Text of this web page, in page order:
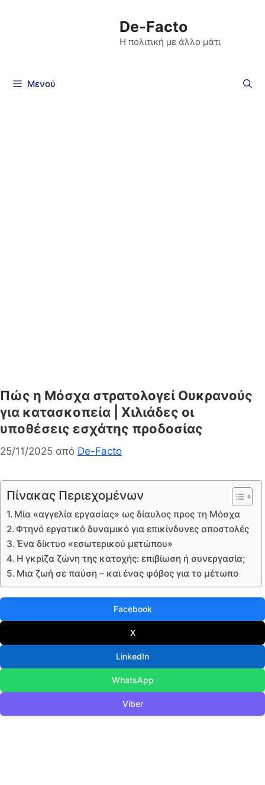
De-Facto
Η πολιτική με άλλο μάτι
Μενού
Πώς η Μόσχα στρατολογεί Ουκρανούς
για κατασκοπεία | Χιλιάδες οι
υποθέσεις εσχάτης προδοσίας
25/11/2025 από De-Facto
Πίνακας Περιεχομένων
Μία «αγγελία εργασίας» ως δίαυλος προς τη Μόσχα
Φτηνό εργατικό δυναμικό για επικίνδυνες αποστολές
Ένα δίκτυο «εσωτερικού μετώπου»
Η γκρίζα ζώνη της κατοχής: επιβίωση ή συνεργασία;
Μια ζωή σε παύση – και ένας φόβος για το μέτωπο
Facebook
X
LinkedIn
WhatsApp
Viber